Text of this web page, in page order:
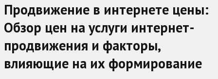
Продвижение в интернете цены:
Обзор цен на услуги интернет-
продвижения и факторы,
влияющие на их формирование